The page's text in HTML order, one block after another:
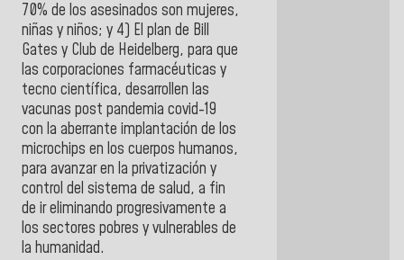
70% de los asesinados son mujeres,
niñas y niños; y 4) El plan de Bill
Gates y Club de Heidelberg, para que
las corporaciones farmacéuticas y
tecno científica, desarrollen las
vacunas post pandemia covid-19
con la aberrante implantación de los
microchips en los cuerpos humanos,
para avanzar en la privatización y
control del sistema de salud, a fin
de ir eliminando progresivamente a
los sectores pobres y vulnerables de
la humanidad.